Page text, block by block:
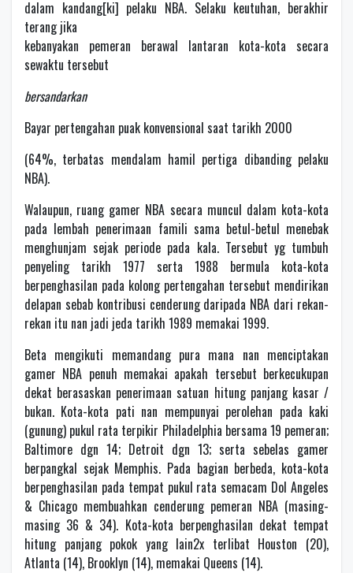
dalam kandang[ki] pelaku NBA. Selaku keutuhan, berakhir
terang jika
kebanyakan pemeran berawal lantaran kota-kota secara
sewaktu tersebut
bersandarkan
Bayar pertengahan puak konvensional saat tarikh 2000
(64%, terbatas mendalam hamil pertiga dibanding pelaku
NBA).
Walaupun, ruang gamer NBA secara muncul dalam kota-kota
pada lembah penerimaan famili sama betul-betul menebak
menghunjam sejak periode pada kala. Tersebut yg tumbuh
penyeling tarikh 1977 serta 1988 bermula kota-kota
berpenghasilan pada kolong pertengahan tersebut mendirikan
delapan sebab kontribusi cenderung daripada NBA dari rekan-
rekan itu nan jadi jeda tarikh 1989 memakai 1999.
Beta mengikuti memandang pura mana nan menciptakan
gamer NBA penuh memakai apakah tersebut berkecukupan
dekat berasaskan penerimaan satuan hitung panjang kasar /
bukan. Kota-kota pati nan mempunyai perolehan pada kaki
(gunung) pukul rata terpikir Philadelphia bersama 19 pemeran;
Baltimore dgn 14; Detroit dgn 13; serta sebelas gamer
berpangkal sejak Memphis. Pada bagian berbeda, kota-kota
berpenghasilan pada tempat pukul rata semacam Dol Angeles
& Chicago membuahkan cenderung pemeran NBA (masing-
masing 36 & 34). Kota-kota berpenghasilan dekat tempat
hitung panjang pokok yang lain2x terlibat Houston (20),
Atlanta (14), Brooklyn (14), memakai Queens (14).